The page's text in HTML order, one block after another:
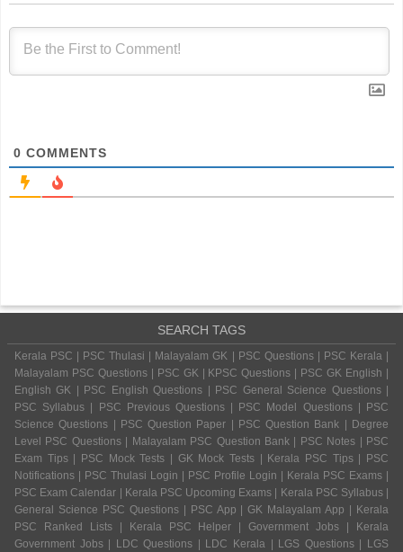
0 COMMENTS
SEARCH TAGS
Kerala PSC | PSC Thulasi | Malayalam GK | PSC Questions | PSC Kerala |
Malayalam PSC Questions | PSC GK | KPSC Questions | PSC GK English |
English GK | PSC English Questions | PSC General Science Questions |
PSC Syllabus | PSC Previous Questions | PSC Model Questions | PSC
Science Questions | PSC Question Paper | PSC Question Bank | Degree
Level PSC Questions | Malayalam PSC Question Bank | PSC Notes | PSC
Exam Tips | PSC Mock Tests | GK Mock Tests | Kerala PSC Tips | PSC
Notifications | PSC Thulasi Login | PSC Profile Login | Kerala PSC Exams |
PSC Exam Calendar | Kerala PSC Upcoming Exams | Kerala PSC Syllabus |
General Science PSC Questions | PSC App | GK Malayalam App | Kerala
PSC Ranked Lists | Kerala PSC Helper | Government Jobs | Kerala
Government Jobs | LDC Questions | LDC Kerala | LGS Questions | LGS